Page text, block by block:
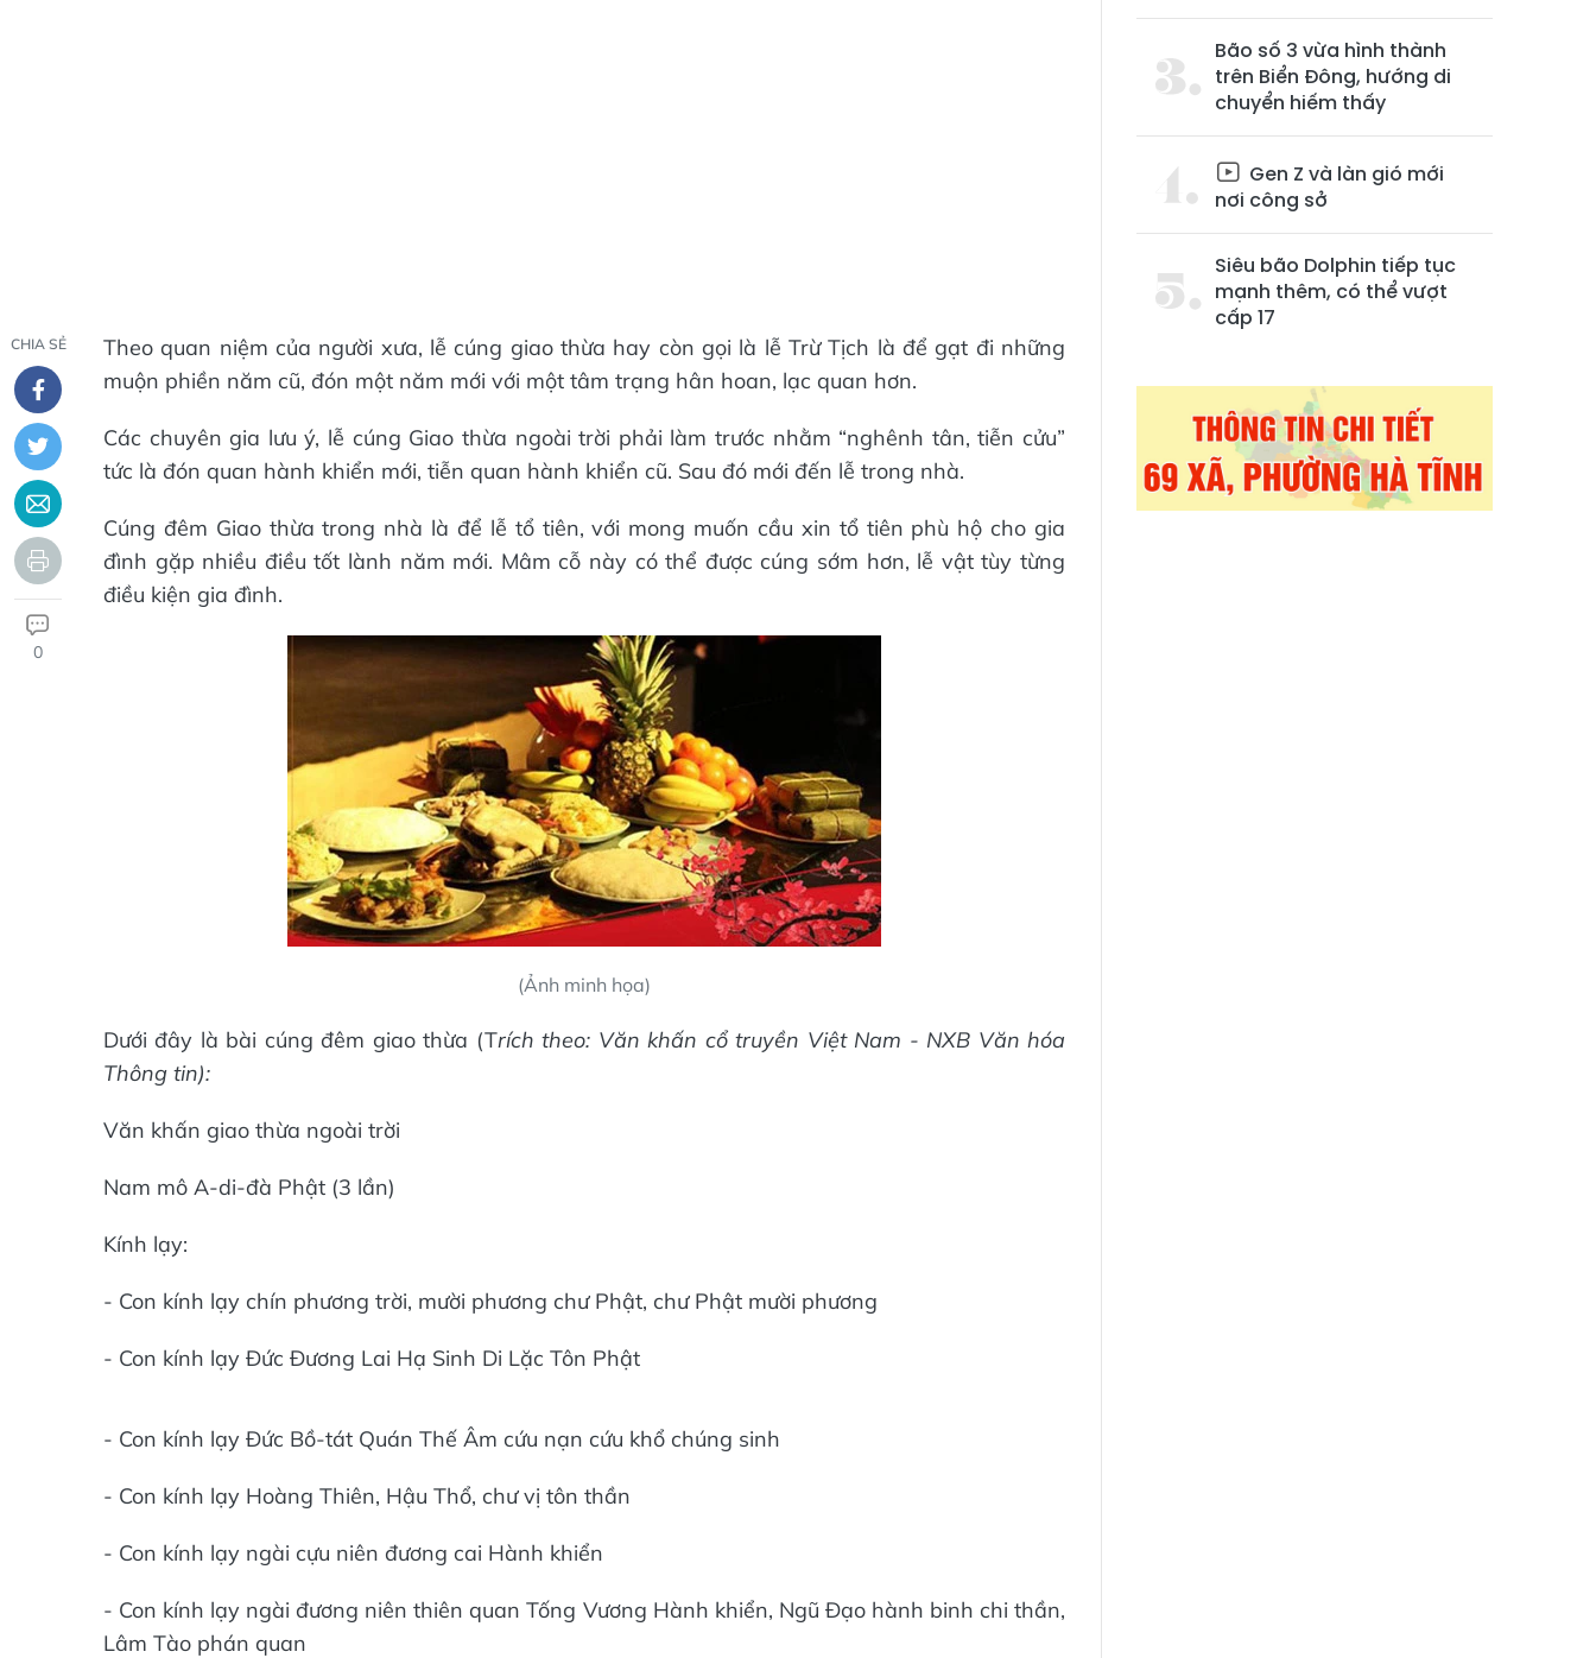
CHIA SẺ
0
Theo quan niệm của người xưa, lễ cúng giao thừa hay còn gọi là lễ Trừ Tịch là để gạt đi những
muộn phiền năm cũ, đón một năm mới với một tâm trạng hân hoan, lạc quan hơn.
Các chuyên gia lưu ý, lễ cúng Giao thừa ngoài trời phải làm trước nhằm “nghênh tân, tiễn cửu”
tức là đón quan hành khiển mới, tiễn quan hành khiển cũ. Sau đó mới đến lễ trong nhà.
Cúng đêm Giao thừa trong nhà là để lễ tổ tiên, với mong muốn cầu xin tổ tiên phù hộ cho gia
đình gặp nhiều điều tốt lành năm mới. Mâm cỗ này có thể được cúng sớm hơn, lễ vật tùy từng
điều kiện gia đình.
(Ảnh minh họa)
Dưới đây là bài cúng đêm giao thừa (Trích theo: Văn khấn cổ truyền Việt Nam - NXB Văn hóa
Thông tin):
Văn khấn giao thừa ngoài trời
Nam mô A-di-đà Phật (3 lần)
Kính lạy:
- Con kính lạy chín phương trời, mười phương chư Phật, chư Phật mười phương
- Con kính lạy Đức Đương Lai Hạ Sinh Di Lặc Tôn Phật
- Con kính lạy Đức Bồ-tát Quán Thế Âm cứu nạn cứu khổ chúng sinh
- Con kính lạy Hoàng Thiên, Hậu Thổ, chư vị tôn thần
- Con kính lạy ngài cựu niên đương cai Hành khiển
- Con kính lạy ngài đương niên thiên quan Tống Vương Hành khiển, Ngũ Đạo hành binh chi thần,
Lâm Tào phán quan
Bão số 3 vừa hình thành
trên Biển Đông, hướng di
chuyển hiếm thấy
Gen Z và làn gió mới
nơi công sở
Siêu bão Dolphin tiếp tục
mạnh thêm, có thể vượt
cấp 17